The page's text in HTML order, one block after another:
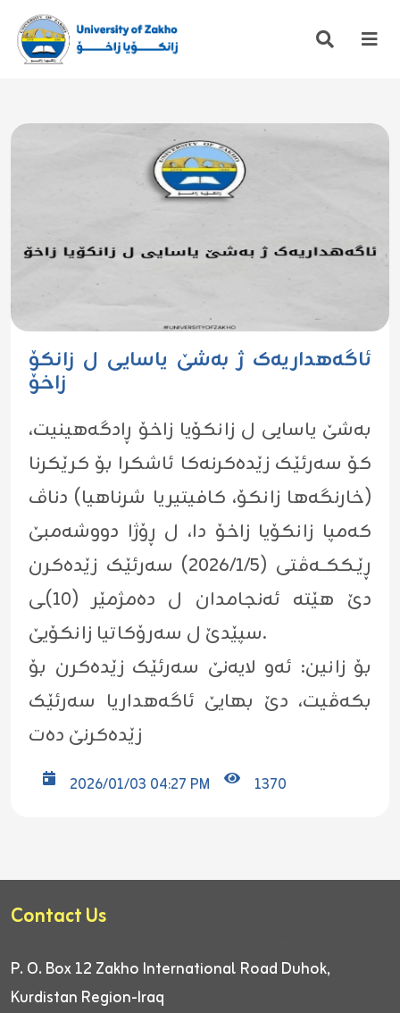
ئاگەهداریەک ژ بەشێ یاسایی ل زانکۆ
زاخۆ
بەشێ یاسایی ل زانکۆیا زاخۆ ڕادگەهینیت،
کۆ سەرئێک زێدەکرنەکا ئاشکرا بۆ کرێکرنا
(خارنگەها زانکۆ، کافیتیریا شرناهیا) دناڤ
کەمپا زانکۆیا زاخۆ دا، ل ڕۆژا دووشەمبێ
ڕێـککــەڤتی (٢٠٢٦/١/٥) سەرئێک زێدەکرن
دێ هێتە ئەنجامدان ل دەمژمێر (١٠)ـی
سپێدێ ل سەرۆکاتیا زانکۆیێ.
بۆ زانین: ئەو لایەنێ سەرئێک زێدەکرن بۆ
بکەڤیت، دێ بهایێ ئاگەهداریا سەرئێک
زێدەکرنێ دەت
2026/01/03 04:27 PM 1370
Contact Us
P. O. Box 12 Zakho International Road Duhok,
Kurdistan Region-Iraq